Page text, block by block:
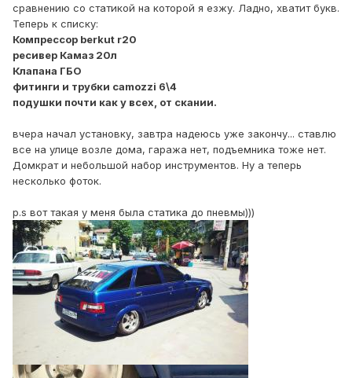
сравнению со статикой на которой я езжу. Ладно, хватит букв.
Теперь к списку:
Компрессор berkut r20
ресивер Камаз 20л
Клапана ГБО
фитинги и трубки camozzi 6\4
подушки почти как у всех, от скании.
вчера начал установку, завтра надеюсь уже закончу... ставлю
все на улице возле дома, гаража нет, подъемника тоже нет.
Домкрат и небольшой набор инструментов. Ну а теперь
несколько фоток.
p.s вот такая у меня была статика до пневмы)))